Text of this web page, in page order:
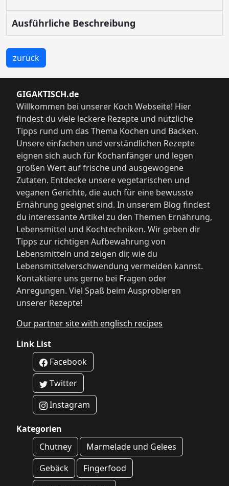
Ausführliche Beschreibung
zurück
GIGAKTISCH.de
Willkommen bei unserer Koch Webseite! Hier
findest du viele leckere Rezepte und nützliche
Tipps rund um das Thema Kochen und Backen.
Unsere einfachen und verständlichen Rezepte
eignen sich auch für Kochanfänger und legen
großen Wert auf frische und ausgewogene
Zutaten. Entdecke unsere vegetarischen und
veganen Gerichte, die auch für eine bewusste
Ernährung geeignet sind. In unserem Blog findest
du interessante Artikel zu den Themen Ernährung,
Lebensmittel und Kochtechniken. Wir geben dir
Tipps zur richtigen Aufbewahrung von
Lebensmitteln und zeigen dir, wie du
Lebensmittelverschwendung vermeiden kannst.
Kontaktiere uns gerne bei Fragen oder
Anregungen. Viel Spaß beim Ausprobieren
unserer Rezepte!
Our partner site with englisch recipes
Link List
Facebook
Twitter
Instagram
Kategorien
Chutney
Marmelade und Gelees
Gebäck
Fingerfood